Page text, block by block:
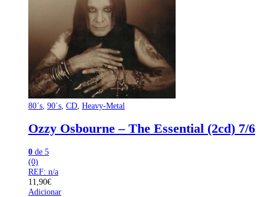
80´s 90´s CD Heavy-Metal
Ozzy Osbourne – The Essential (2cd) 7/6
0 de 5
(0)
REF: n/a
11,90€
Adicionar